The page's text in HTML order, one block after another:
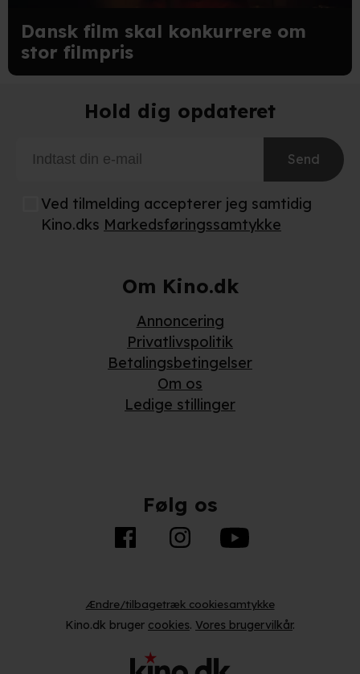
Dansk film skal konkurrere om
stor filmpris
Hold dig opdateret
Send
Ved tilmelding accepterer jeg samtidig
Kino.dks Markedsføringssamtykke
Om Kino.dk
Annoncering
Privatlivspolitik
Betalingsbetingelser
Om os
Ledige stillinger
Følg os
Ændre/tilbagetræk cookiesamtykke
Kino.dk bruger cookies. Vores brugervilkår.